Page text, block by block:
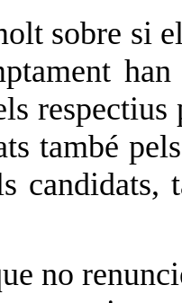
sobre si
també
candidats,
no